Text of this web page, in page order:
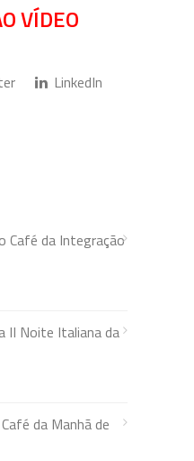
VÍDEO
LinkedIn
Café da Integração
II Noite Italiana da
da Manhã de